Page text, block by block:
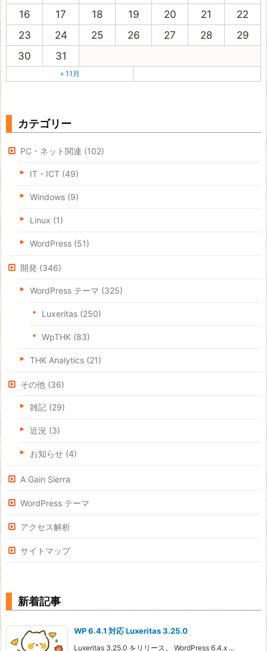
16
17 18 19 20 21
22
23
24 25 26 27 28
29
30
31
« 11月
カテゴリー
PC・ネット関連 (102)
IT・ICT (49)
Windows (9)
Linux (1)
WordPress (51)
開発 (346)
WordPress テーマ (325)
Luxeritas (250)
WpTHK (83)
THK Analytics (21)
その他 (36)
雑記 (29)
近況 (3)
お知らせ (4)
A Gain Sierra
WordPress テーマ
アクセス解析
サイトマップ
新着記事
WP 6.4.1 対応 Luxeritas 3.25.0
Luxeritas 3.25.0 をリリース。 WordPress 6.4.x ...